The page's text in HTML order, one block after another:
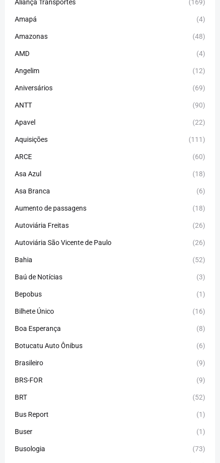
Aliança Transportes (169)
Amapá (4)
Amazonas (48)
AMD (4)
Angelim (12)
Aniversários (69)
ANTT (90)
Apavel (22)
Aquisições (111)
ARCE (60)
Asa Azul (18)
Asa Branca (6)
Aumento de passagens (18)
Autoviária Freitas (26)
Autoviária São Vicente de Paulo (26)
Bahia (52)
Baú de Notícias (3)
Bepobus (1)
Bilhete Único (16)
Boa Esperança (8)
Botucatu Auto Ônibus (6)
Brasileiro (9)
BRS-FOR (9)
BRT (52)
Bus Report (1)
Buser (1)
Busologia (73)